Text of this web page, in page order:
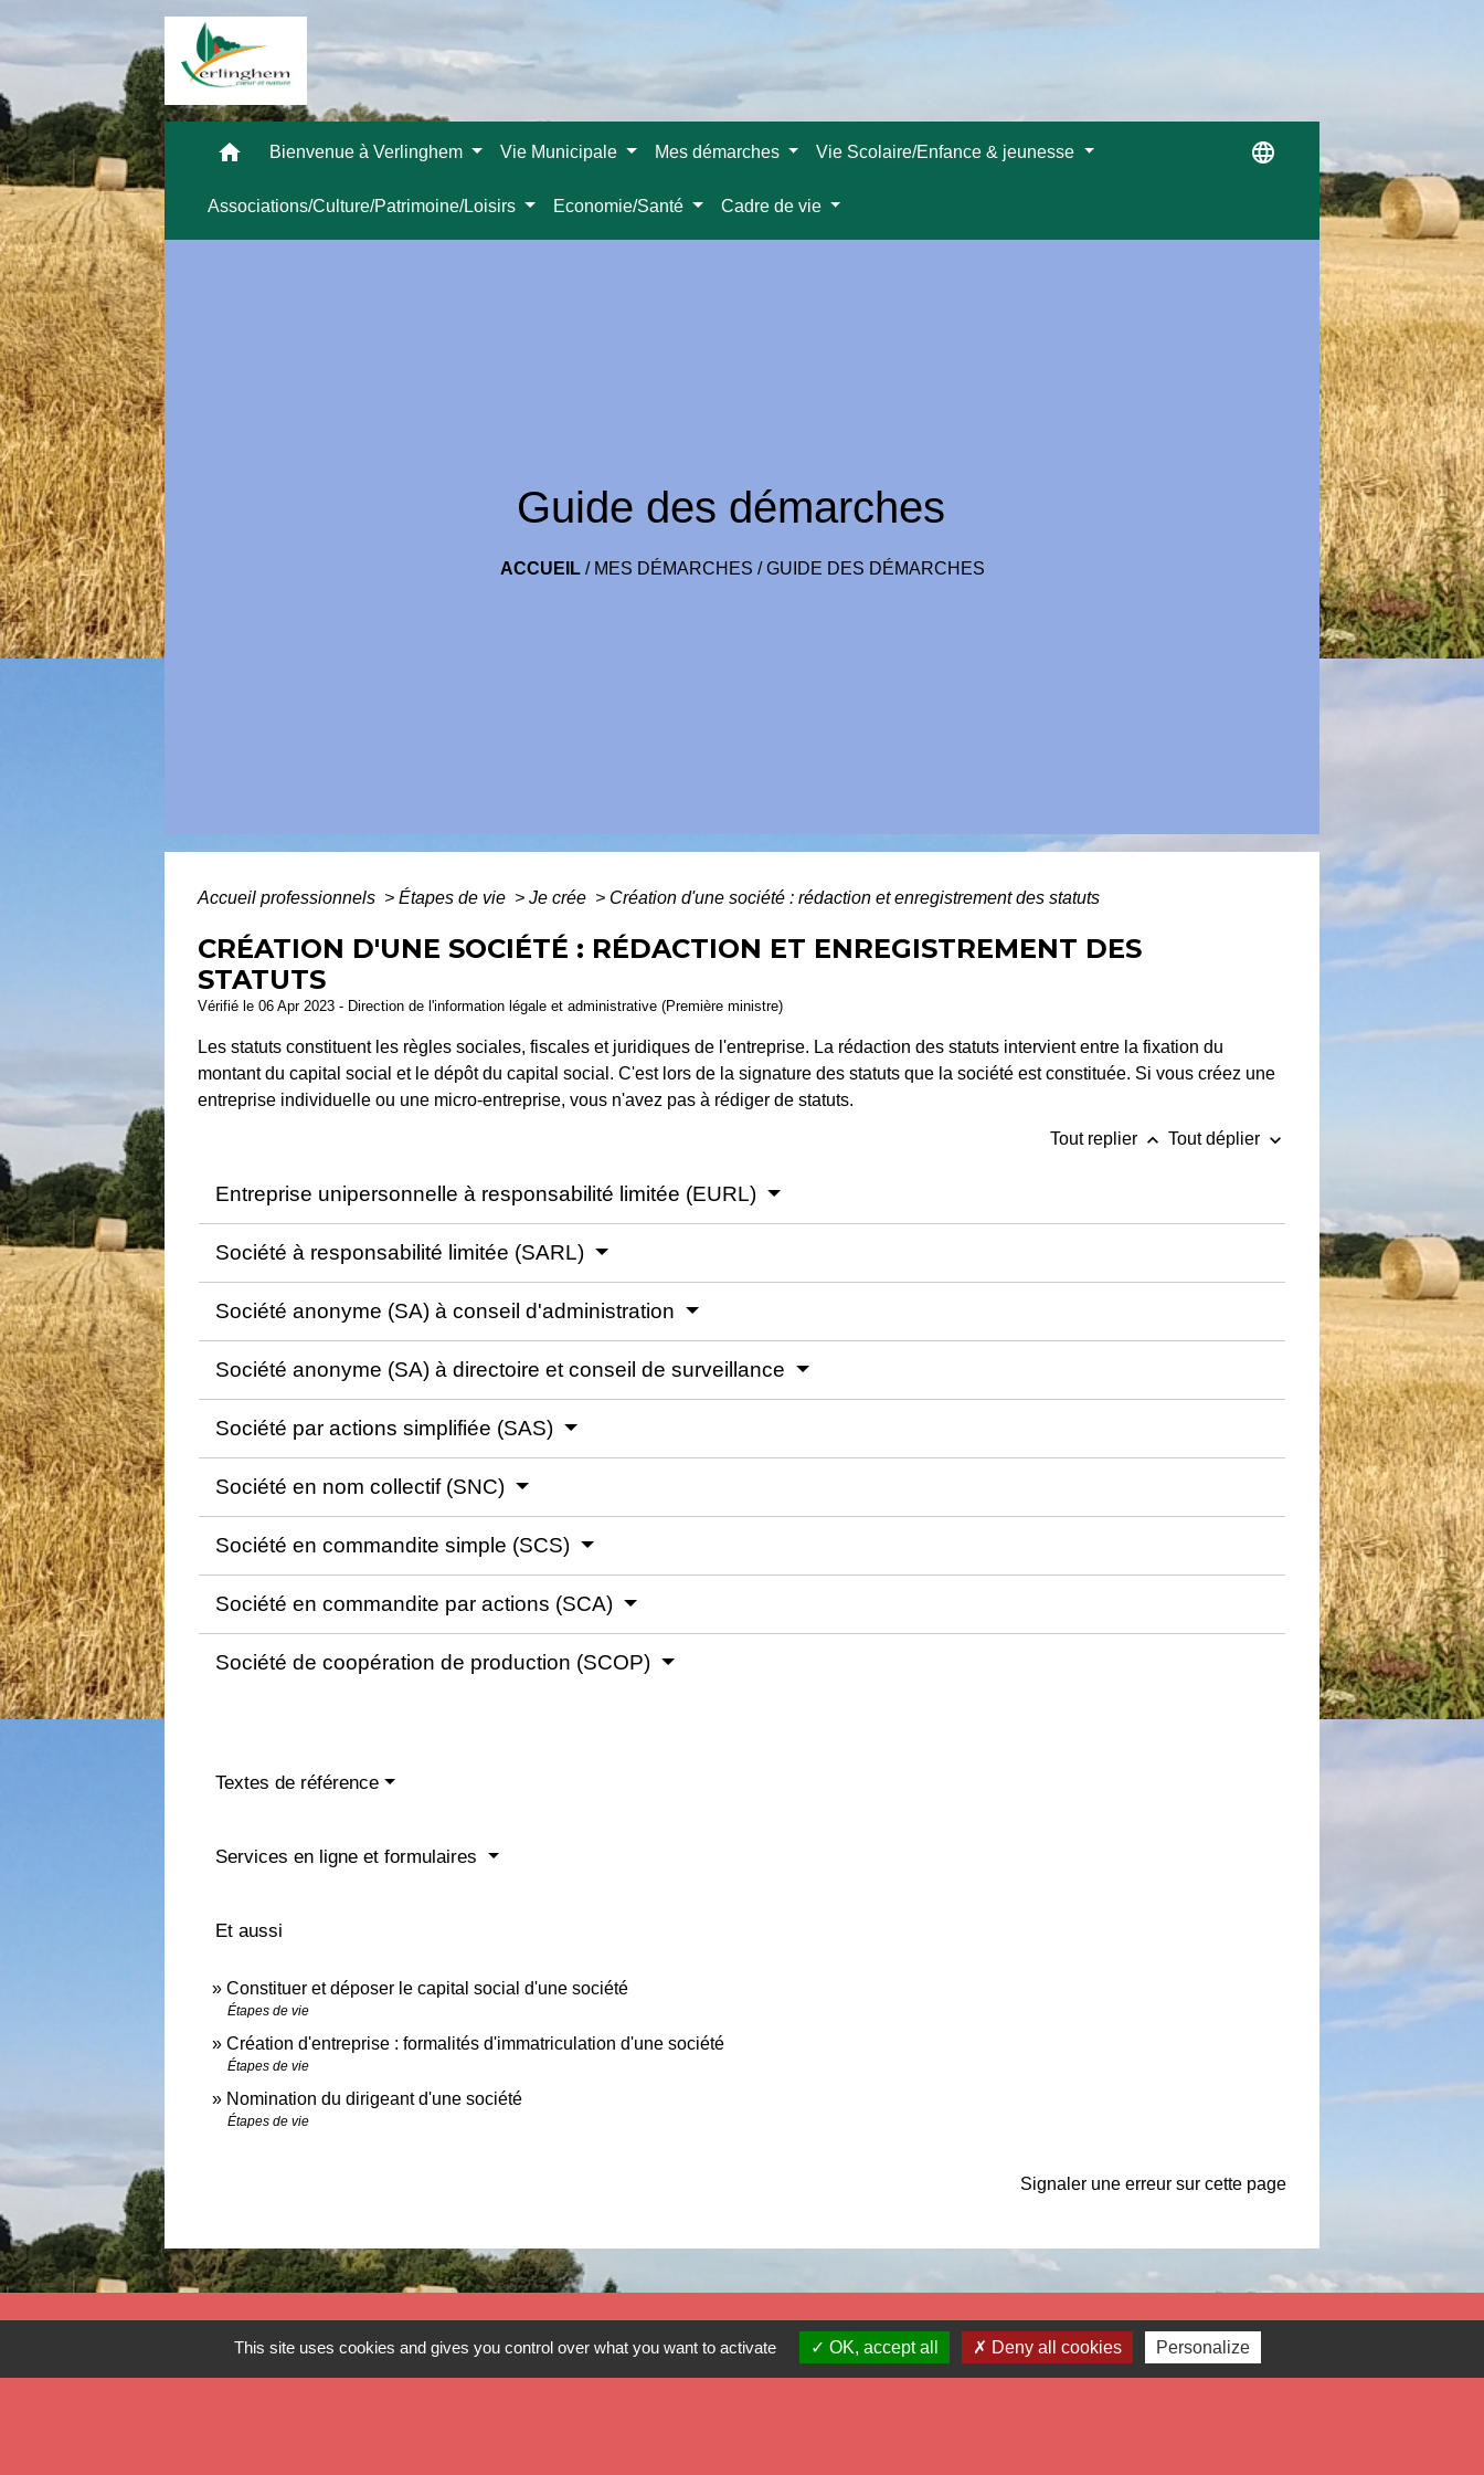
home Bienvenue à Verlinghem Vie Municipale Mes démarches Vie Scolaire/Enfance & jeunesse
Associations/Culture/Patrimoine/Loisirs Economie/Santé Cadre de vie
language
Guide des démarches
ACCUEIL/ MES DÉMARCHES /GUIDE DES DÉMARCHES
Accueil professionnels > Étapes de vie > Je crée > Création d'une société : rédaction et enregistrement des statuts
CRÉATION D'UNE SOCIÉTÉ : RÉDACTION ET ENREGISTREMENT DES
STATUTS
Vérifié le 06 Apr 2023 - Direction de l'information légale et administrative (Première ministre)
Les statuts constituent les règles sociales, fiscales et juridiques de l'entreprise. La rédaction des statuts intervient entre la fixation du
montant du capital social et le dépôt du capital social. C'est lors de la signature des statuts que la société est constituée. Si vous créez une
entreprise individuelle ou une micro-entreprise, vous n'avez pas à rédiger de statuts.
Tout replier keyboard_arrow_up Tout déplier keyboard_arrow_down
Entreprise unipersonnelle à responsabilité limitée (EURL)
Société à responsabilité limitée (SARL)
Société anonyme (SA) à conseil d'administration
Société anonyme (SA) à directoire et conseil de surveillance
Société par actions simplifiée (SAS)
Société en nom collectif (SNC)
Société en commandite simple (SCS)
Société en commandite par actions (SCA)
Société de coopération de production (SCOP)
Textes de référence
Services en ligne et formulaires
Et aussi
Constituer et déposer le capital social d'une société
Étapes de vie
Création d'entreprise : formalités d'immatriculation d'une société
Étapes de vie
Nomination du dirigeant d'une société
Étapes de vie
Signaler une erreur sur cette page
Contact Liens
This site uses cookies and gives you control over what you want to activate OK, accept all Deny all cookies Personalize